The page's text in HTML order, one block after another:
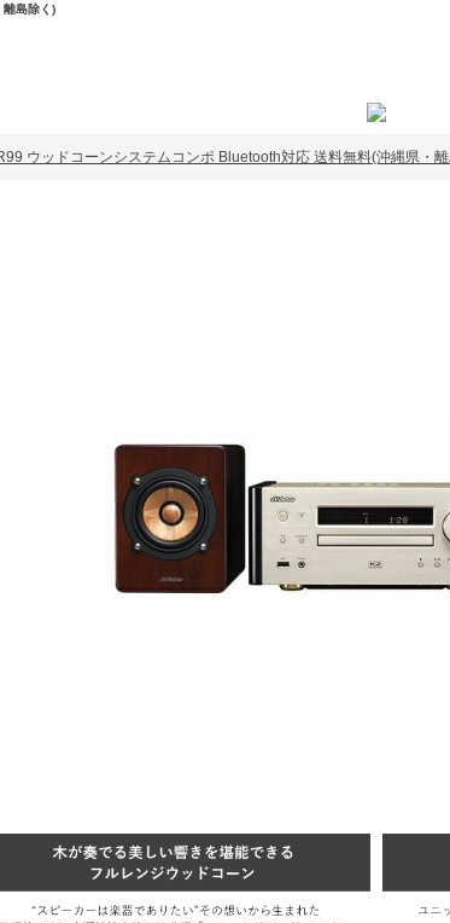
島除く)
ウッドコーンシステムコンポ Bluetooth対応 送料無料(沖縄県・